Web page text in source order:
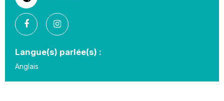
Langue(s) parlée(s) :
Anglais